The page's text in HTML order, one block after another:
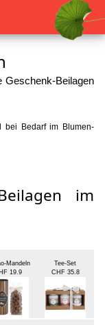
oder Brailliezeile,
oder Brailliezeile,
Geschenk-Beilagen
bei Bedarf im Blumen-
im
Mandeln
19.9
Tee-Set
CHF 35.8